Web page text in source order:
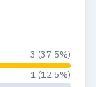
3 (37.5%)
1 (12.5%)